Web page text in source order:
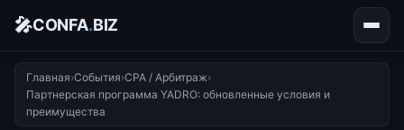
🎤CONFA.BIZ
Главная›События›CPA / Арбитраж›
Партнерская программа YADRO: обновленные условия и
преимущества